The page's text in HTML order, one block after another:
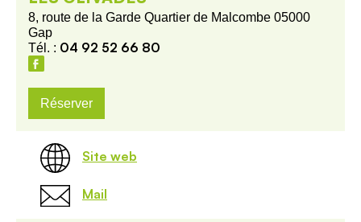
8, route de la Garde Quartier de Malcombe 05000
Gap
Tél. : 04 92 52 66 80
Réserver
Site web
Mail